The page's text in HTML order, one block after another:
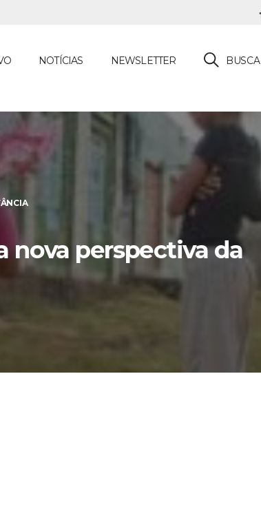
NOTÍCIAS NEWSLETTER BUSCA
nova perspectiva da